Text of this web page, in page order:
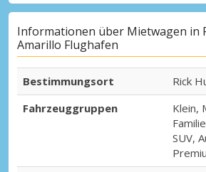
Informationen über Mietwagen in
Amarillo Flughafen
Bestimmungsort
Rick
Fahrzeuggruppen
Klein,
SUV,